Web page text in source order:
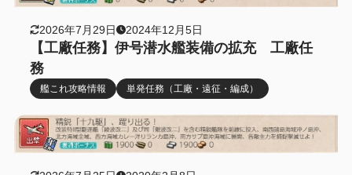
2026年7月29日 2024年12月5日
【工廠任務】伊号潜水艦装備の拡充 工廠任
務
艦これ攻略情報 単発任務（工廠・遠征・編成）